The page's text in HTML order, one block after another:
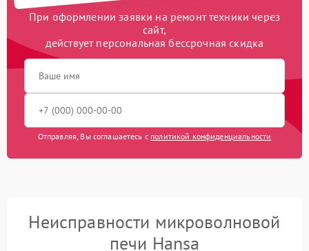
При оформлении заявки на ремонт техники через
сайт,
действует персональная бессрочная скидка
Отправляя, Вы соглашаетесь с политикой конфиденциальности
Неисправности микроволновой
печи Hansa